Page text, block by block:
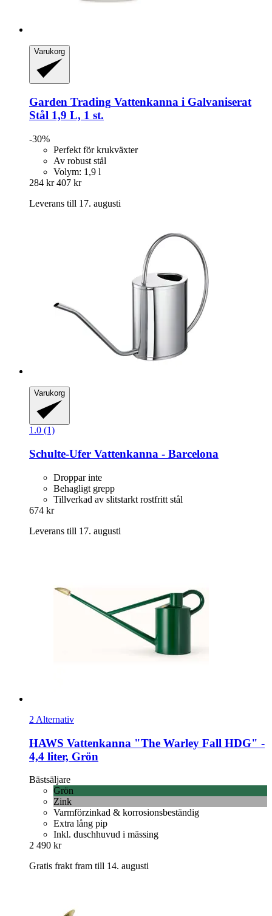
Varukorg
Garden Trading Vattenkanna i Galvaniserat
Stål 1,9 L, 1 st.
-30%
Perfekt för krukväxter
Av robust stål
Volym: 1,9 l
284 kr 407 kr
Leverans till 17. augusti
Varukorg
1.0 (1)
Schulte-Ufer Vattenkanna -​ Barcelona
Droppar inte
Behagligt grepp
Tillverkad av slitstarkt rostfritt stål
674 kr
Leverans till 17. augusti
2 Alternativ
HAWS Vattenkanna "The Warley Fall HDG" -​
4,4 liter, Grön
Bästsäljare
Grön
Zink
Varmförzinkad & korrosionsbeständig
Extra lång pip
Inkl. duschhuvud i mässing
2 490 kr
Gratis frakt fram till 14. augusti